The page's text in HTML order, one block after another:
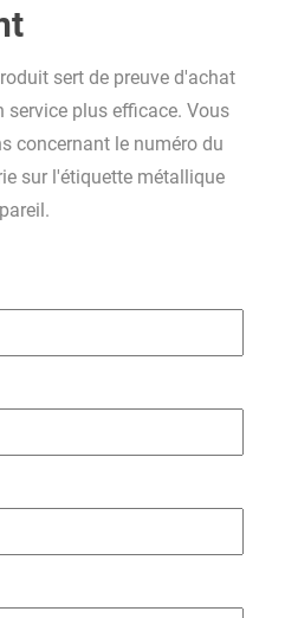
sert de preuve d'achat
service plus efficace. Vous
concernant le numéro du
sur l'étiquette métallique